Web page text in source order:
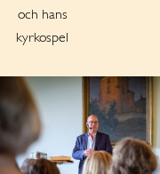
och hans
kyrkospel